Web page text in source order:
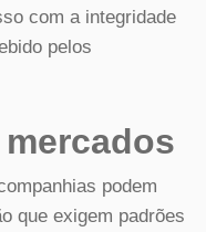
com a integridade
pelos
podem
que exigem padrões